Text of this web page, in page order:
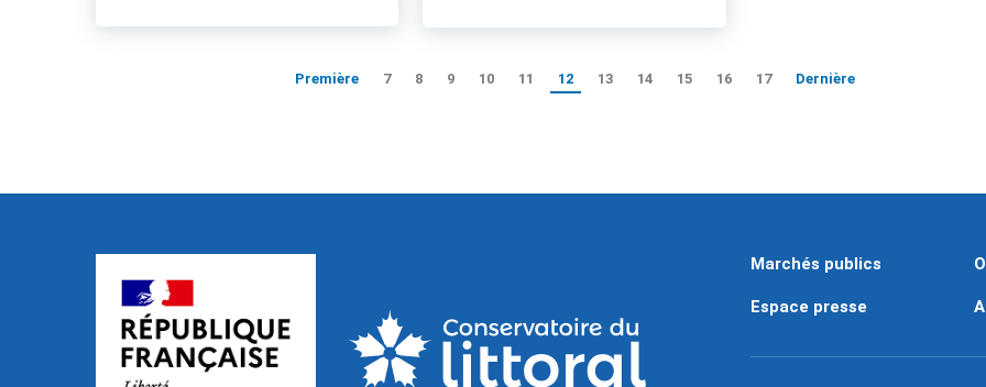
Première 7 8 9 10 11 12 13 14 15 16 17 Dernière
Marchés publics
Espace presse